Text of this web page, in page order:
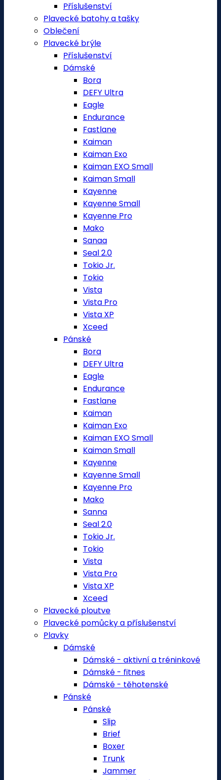
Příslušenství
Plavecké batohy a tašky
Oblečení
Plavecké brýle
Příslušenství
Dámské
Bora
DEFY Ultra
Eagle
Endurance
Fastlane
Kaiman
Kaiman Exo
Kaiman EXO Small
Kaiman Small
Kayenne
Kayenne Small
Kayenne Pro
Mako
Sanaa
Seal 2.0
Tokio Jr.
Tokio
Vista
Vista Pro
Vista XP
Xceed
Pánské
Bora
DEFY Ultra
Eagle
Endurance
Fastlane
Kaiman
Kaiman Exo
Kaiman EXO Small
Kaiman Small
Kayenne
Kayenne Small
Kayenne Pro
Mako
Sanna
Seal 2.0
Tokio Jr.
Tokio
Vista
Vista Pro
Vista XP
Xceed
Plavecké ploutve
Plavecké pomůcky a příslušenství
Plavky
Dámské
Dámské - aktivní a tréninkové
Dámské - fitnes
Dámské - těhotenské
Pánské
Pánské
Slip
Brief
Boxer
Trunk
Jammer